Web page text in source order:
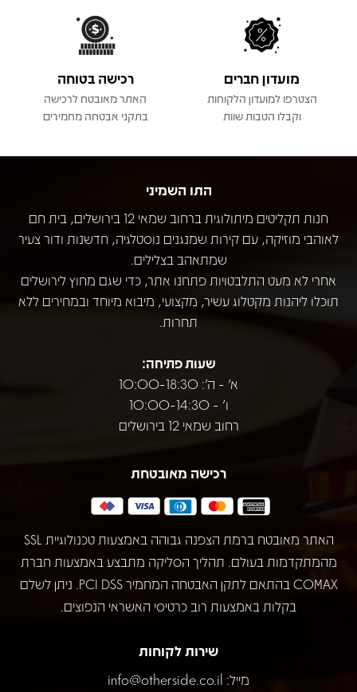
מועדון חברים
הצטרפו למועדון הלקוחות
וקבלו הטבות שוות
רכישה בטוחה
האתר מאובטח לרכישה
בתקני אבטחה מחמירים
התו השמיני
חנות תקליטים מיתולוגית ברחוב שמאי 12 בירושלים, בית חם
לאוהבי מוזיקה, עם קירות שמנגנים נוסטלגיה, חדשנות ודור צעיר
שמתאהב בצלילים.
אחרי לא מעט התלבטויות פתחנו אתר, כדי שגם מחוץ לירושלים
תוכלו ליהנות מקטלוג עשיר, מקצועי, מיבוא מיוחד ובמחירים ללא
תחרות.
שעות פתיחה:
א' - ה': 10:00-18:30
ו' - 10:00-14:30
רחוב שמאי 12 בירושלים
רכישה מאובטחת
האתר מאובטח ברמת הצפנה גבוהה באמצעות טכנולוגיית SSL
מהמתקדמות בעולם. תהליך הסליקה מתבצע באמצעות חברת
COMAX בהתאם לתקן האבטחה המחמיר PCI DSS. ניתן לשלם
בקלות באמצעות רוב כרטיסי האשראי הנפוצים.
שירות לקוחות
מייל: info@otherside.co.il